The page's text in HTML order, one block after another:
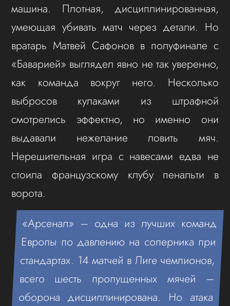
машина. Плотная, дисциплинированная,
умеющая убивать матч через детали. Но
вратарь Матвей Сафонов в полуфинале с
«Баварией» выглядел явно не так уверенно,
как команда вокруг него. Несколько
выбросов кулаками из штрафной
смотрелись эффектно, но именно они
выдавали нежелание ловить мяч.
Нерешительная игра с навесами едва не
стоила французскому клубу пенальти в
ворота.
«Арсенал» – одна из лучших команд
Европы по давлению на соперника при
стандартах. 14 матчей в Лиге чемпионов,
всего шесть пропущенных мячей –
оборона дисциплинирована. Но атака